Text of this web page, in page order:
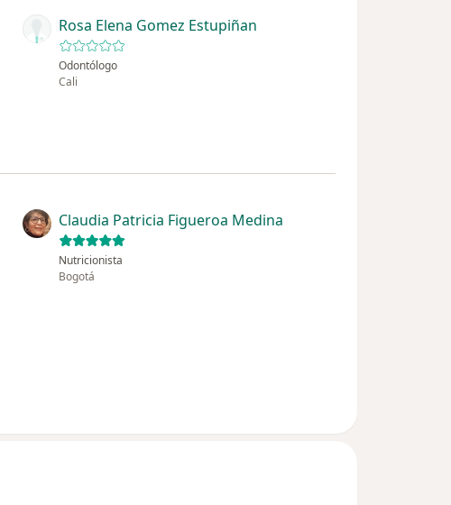
Rosa Elena Gomez Estupiñan
Odontólogo
Cali
Claudia Patricia Figueroa Medina
Nutricionista
Bogotá